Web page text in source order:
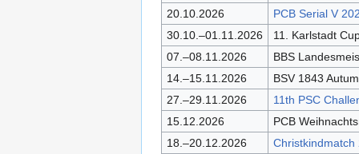
20.10.2026
PCB Serial V
30.10.–01.11.2026
11. Karlstadt
07.–08.11.2026
BBS
14.–15.11.2026
BSV 1843
27.–29.11.2026
11th PSC
15.12.2026
PCB
18.–20.12.2026